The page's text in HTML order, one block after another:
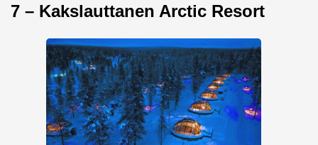
7 – Kakslauttanen Arctic Resort